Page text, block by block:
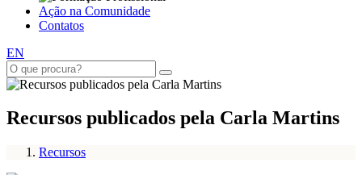
Ação na Comunidade
Contatos
EN
Recursos publicados pela Carla Martins
Recursos